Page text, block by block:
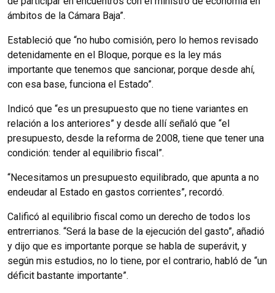
ámbitos de la Cámara Baja”.
Estableció que “no hubo comisión, pero lo hemos revisado
detenidamente en el Bloque, porque es la ley más
importante que tenemos que sancionar, porque desde ahí,
con esa base, funciona el Estado”.
Indicó que “es un presupuesto que no tiene variantes en
relación a los anteriores” y desde allí señaló que “el
presupuesto, desde la reforma de 2008, tiene que tener una
condición: tender al equilibrio fiscal”.
“Necesitamos un presupuesto equilibrado, que apunta a no
endeudar al Estado en gastos corrientes”, recordó.
Calificó al equilibrio fiscal como un derecho de todos los
entrerrianos. “Será la base de la ejecución del gasto”, añadió
y dijo que es importante porque se habla de superávit, y
según mis estudios, no lo tiene, por el contrario, habló de “un
déficit bastante importante”.